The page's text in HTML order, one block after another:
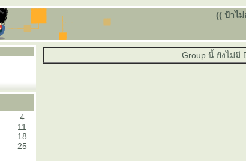
(( ป้าไ
4
11
18
25
Group นี้ ยังไม่มี